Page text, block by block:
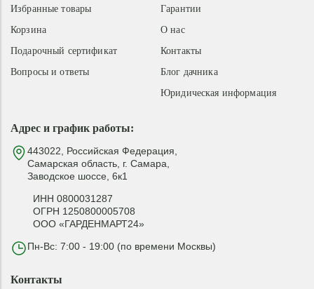
Адрес и график работы:
443022, Российская Федерация,
Самарская область, г. Самара,
Заводское шоссе, 6к1
ИНН 0800031287
ОГРН 1250800005708
ООО «ГАРДЕНМАРТ24»
Пн-Вс: 7:00 - 19:00 (по времени Москвы)
Гарантии
О нас
Контакты
Блог дачника
Юридическая информация
Избранные товары
Корзина
Подарочный сертификат
Вопросы и ответы
Контакты